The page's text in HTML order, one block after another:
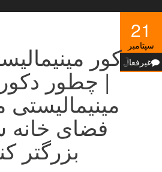
21
سپتامبر
غیرفعالدکور
| چطور
مینیمالیستی
فضای خانه
بزرگتر